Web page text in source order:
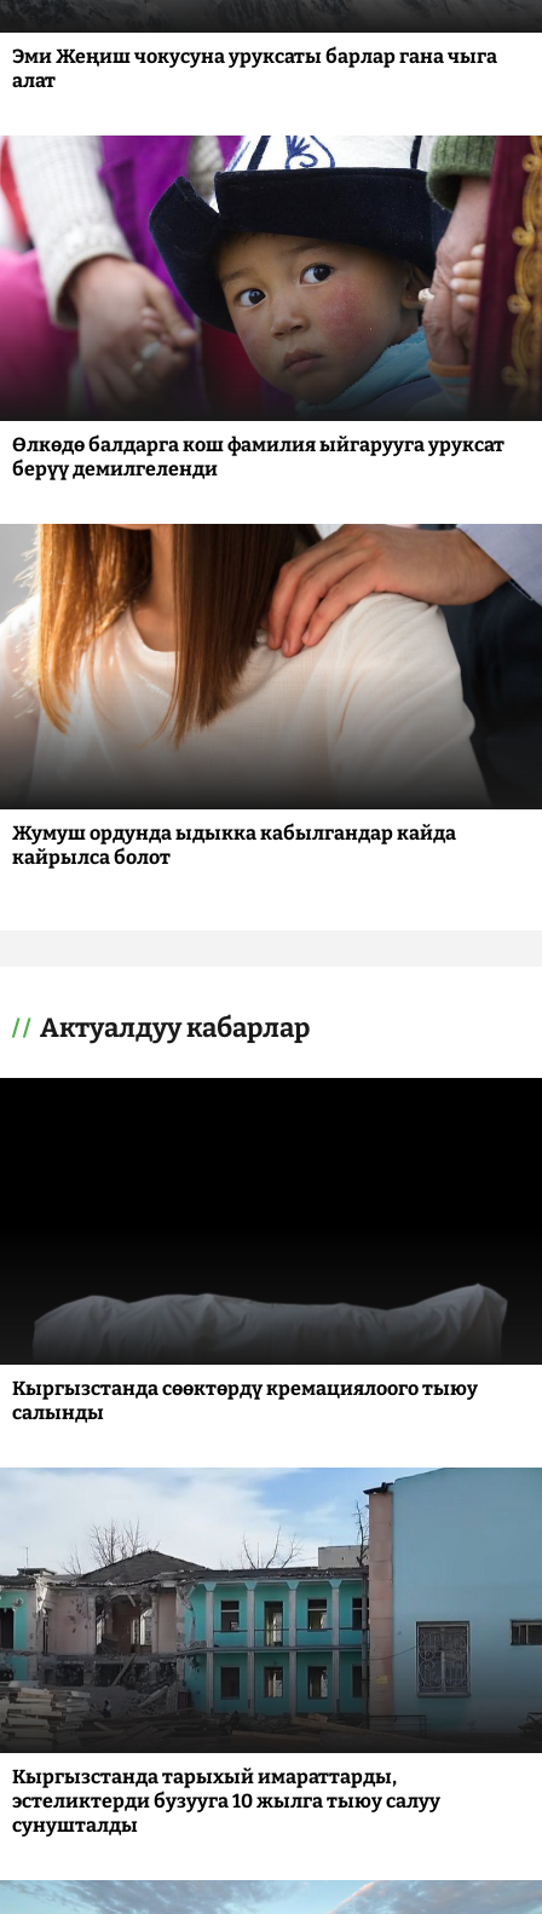
Эми Жеңиш чокусуна уруксаты барлар гана чыга
алат
Өлкөдө балдарга кош фамилия ыйгарууга уруксат
берүү демилгеленди
Жумуш ордунда ыдыкка кабылгандар кайда
кайрылса болот
Актуалдуу кабарлар
Кыргызстанда сөөктөрдү кремациялоого тыюу
салынды
Кыргызстанда тарыхый имараттарды,
эстеликтерди бузууга 10 жылга тыюу салуу
сунушталды